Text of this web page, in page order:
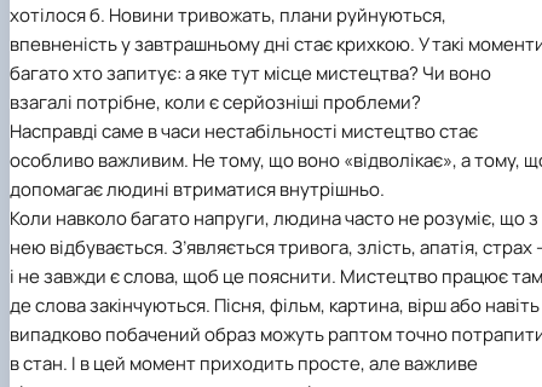
хотілося б. Новини тривожать, плани руйнуються,
впевненість у завтрашньому дні стає крихкою. У такі
багато хто запитує: а яке тут місце мистецтва? Чи воно
взагалі потрібне, коли є серйозніші проблеми?
Насправді саме в часи нестабільності мистецтво стає
особливо важливим. Не тому, що воно «відволікає», а тому,
допомагає людині втриматися внутрішньо.
Коли навколо багато напруги, людина часто не розуміє, що з
нею відбувається. З’являється тривога, злість, апатія, страх
і не завжди є слова, щоб це пояснити. Мистецтво працює
де слова закінчуються. Пісня, фільм, картина, вірш або навіть
випадково побачений образ можуть раптом точно
в стан. І в цей момент приходить просте, але важливе